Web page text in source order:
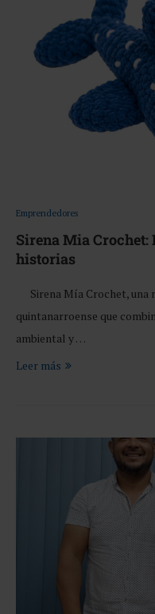
Emprendedores
Sirena Mia Crochet:
historias
Sirena Mía Crochet, una
quintanarroense que
ambiental y …
Leer más